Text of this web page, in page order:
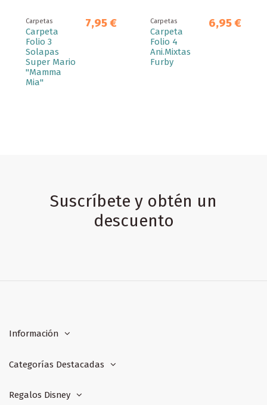
Carpetas
Carpeta
Folio 3
Solapas
Super Mario
"Mamma
Mia"
7,95 € Carpetas
Carpeta
Folio 4
Ani.Mixtas
Furby
6,95 €
Suscríbete y obtén un
descuento
Información
Categorías Destacadas
Regalos Disney